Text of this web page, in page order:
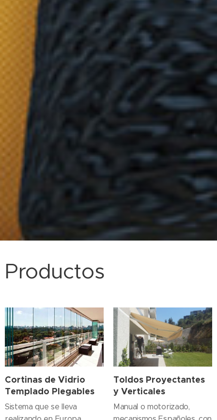
Productos
Cortinas de Vidrio
Templado Plegables
Sistema que se lleva
Toldos Proyectantes
y Verticales
Manual o motorizado,